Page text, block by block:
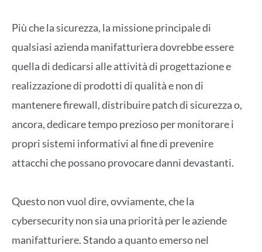
Più che la sicurezza, la missione principale di
qualsiasi azienda manifatturiera dovrebbe essere
quella di dedicarsi alle attività di progettazione e
realizzazione di prodotti di qualità e non di
mantenere firewall, distribuire patch di sicurezza o,
ancora, dedicare tempo prezioso per monitorare i
propri sistemi informativi al fine di prevenire
attacchi che possano provocare danni devastanti.
Questo non vuol dire, ovviamente, che la
cybersecurity non sia una priorità per le aziende
manifatturiere. Stando a quanto emerso nel